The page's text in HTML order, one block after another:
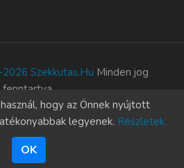
Szekkutas.hu Minden jog
fenntartva.
szabályzathogy az Önnek nyújtott
legyenek. Részletek.
OK